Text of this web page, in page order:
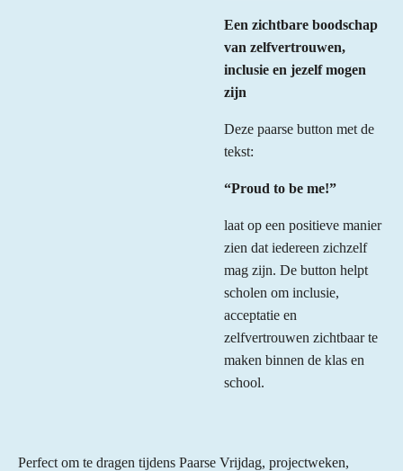
Een zichtbare boodschap
van zelfvertrouwen,
inclusie en jezelf mogen
zijn
Deze paarse button met de
tekst:
“Proud to be me!”
laat op een positieve manier
zien dat iedereen zichzelf
mag zijn. De button helpt
scholen om inclusie,
acceptatie en
zelfvertrouwen zichtbaar te
maken binnen de klas en
school.
Perfect om te dragen tijdens Paarse Vrijdag, projectweken,